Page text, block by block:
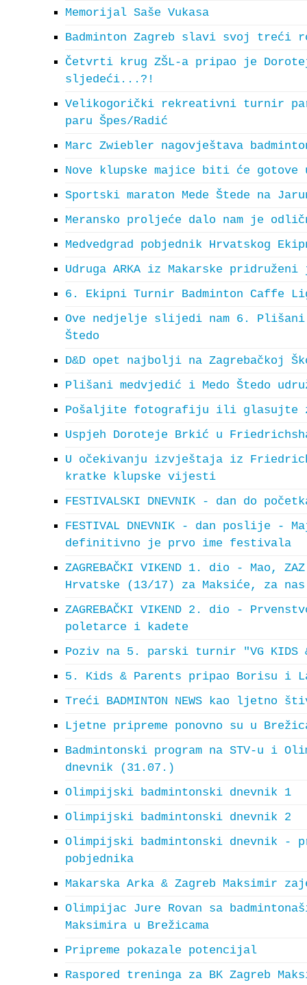
Memorijal Saše Vukasa
Badminton Zagreb slavi svoj treći
Četvrti krug ZŠL-a pripao je
sljedeći...?!
Velikogorički rekreativni turnir
paru Špes/Radić
Marc Zwiebler nagovještava
Nove klupske majice biti će gotove
Sportski maraton Mede Štede na
Meransko proljeće dalo nam je
Medvedgrad pobjednik Hrvatskog
Udruga ARKA iz Makarske pridruženi
6. Ekipni Turnir Badminton Caffe
Ove nedjelje slijedi nam 6. Plišani
Štedo
D&D opet najbolji na Zagrebačkoj
Plišani medvjedić i Medo Štedo
Pošaljite fotografiju ili glasujte
Uspjeh Doroteje Brkić u
U očekivanju izvještaja iz
kratke klupske vijesti
FESTIVALSKI DNEVNIK - dan do
FESTIVAL DNEVNIK - dan poslije -
definitivno je prvo ime festivala
ZAGREBAČKI VIKEND 1. dio - Mao,
Hrvatske (13/17) za Maksiće, za
ZAGREBAČKI VIKEND 2. dio -
poletarce i kadete
Poziv na 5. parski turnir "VG KIDS &
5. Kids & Parents pripao Borisu i
Treći BADMINTON NEWS kao ljetno
Ljetne pripreme ponovno su u
Badmintonski program na STV-u i
dnevnik (31.07.)
Olimpijski badmintonski dnevnik 1
Olimpijski badmintonski dnevnik 2
Olimpijski badmintonski dnevnik
pobjednika
Makarska Arka & Zagreb Maksimir
Olimpijac Jure Rovan sa
Maksimira u Brežicama
Pripreme pokazale potencijal
Raspored treninga za BK Zagreb